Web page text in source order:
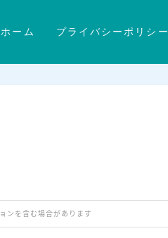
ホーム プライバシーポリシー
ンを含む場合があります